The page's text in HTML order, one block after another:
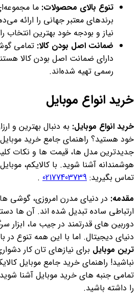
تنوع بالای محصولات: ما
برندهای معتبر جهانی را ارائه
نیاز و بودجه خود بهترین انتخاب
ضمانت اصل بودن کالا: تمامی
دارای ضمانت اصل بودن کالا
رسمی تهیه شده‌اند.
خرید انواع موبایل
خرید انواع موبایل: به دنبال بهترین و
خود هستید؟ راهنمای جامع خرید موبایل
جدیدترین مدل ها، قیمت ها و نکات
هوشمندانه آشنا شوید. با کالایکم،
تماس بگیرید: 02177403739
.
مقدمه: در دنیای مدرن امروزی، گوشی
ارتباطی ساده تبدیل شده اند. آن ها
دوربین های قدرتمند در جیب ما، ابزار
دنیای دیجیتال. اما با این همه تنوع در
ترین موبایل برای نیازهای تان کار
نباشید! راهنمای خرید جامع موبایل
تمامی جنبه های خرید موبایل آشنا
را داشته باشید.